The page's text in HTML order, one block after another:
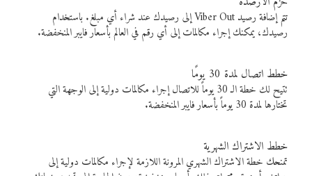
تتم إضافة رصيد Viber Out إلى رصيدك عند شراء أي مبلغ. باستخدام
رصيدك، يمكنك إجراء مكالمات إلى أي رقم في العالم بأسعار فايبر المنخفضة.
خطط اتصال لمدة 30 يومًا
تتيح لك خطة الـ 30 يوماً للاتصال إجراء مكالمات دولية إلى الوجهة التي
تختارها لمدة 30 يوماً بأسعار فايبر المنخفضة.
خطط الاشتراك الشهرية
تمنحك خطة الاشتراك الشهري المرونة اللازمة لإجراء مكالمات دولية إلى